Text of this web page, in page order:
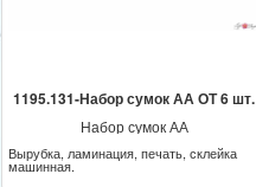
1195.131-Набор сумок АА ОТ 6 шт.
Набор сумок АА
Вырубка, ламинация, печать, склейка
машинная.